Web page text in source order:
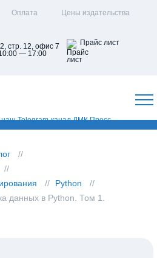
Оплата
Цены издательства
стр. 12, офис 7
— 17:00
Прайс лист
Python
данных в Python. Том 1.